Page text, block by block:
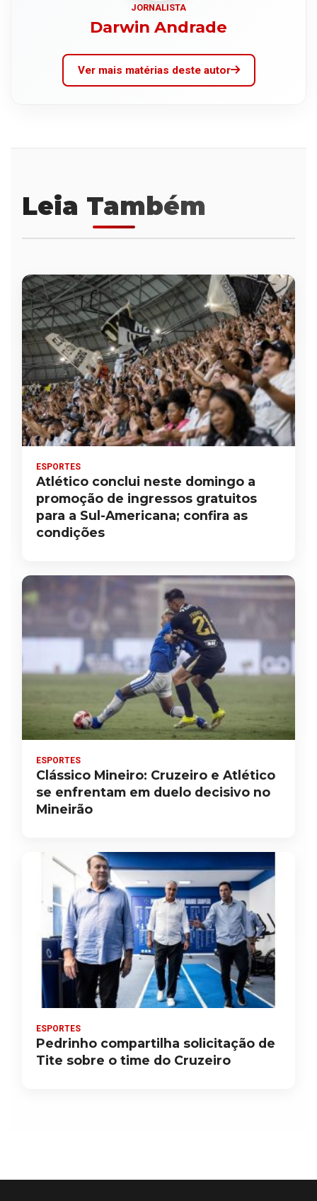
JORNALISTA
Darwin Andrade
Ver mais matérias deste autor
Leia Também
ESPORTES
Atlético conclui neste domingo a
promoção de ingressos gratuitos
para a Sul-Americana; confira as
condições
ESPORTES
Clássico Mineiro: Cruzeiro e Atlético
se enfrentam em duelo decisivo no
Mineirão
ESPORTES
Pedrinho compartilha solicitação de
Tite sobre o time do Cruzeiro